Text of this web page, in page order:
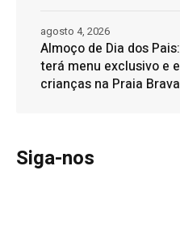
Almoço de Dia dos
terá menu exclusivo e
crianças na Praia Brava
agosto 4, 2026
Siga-nos